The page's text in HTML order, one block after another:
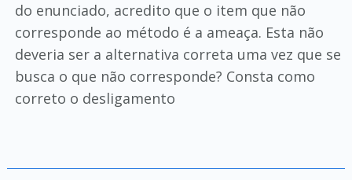
do enunciado, acredito que o item que não
corresponde ao método é a ameaça. Esta não
deveria ser a alternativa correta uma vez que se
busca o que não corresponde? Consta como
correto o desligamento